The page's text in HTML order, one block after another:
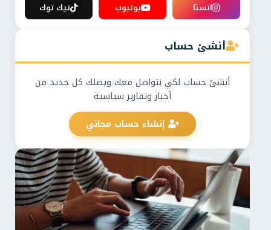
انستا
يوتيوب تيك توك
أنشئ حساب
أنشئ حساب لكي نتواصل معك ويصلك كل جديد من
أخبار وتقارير سياسية
إنشاء حساب مجاني